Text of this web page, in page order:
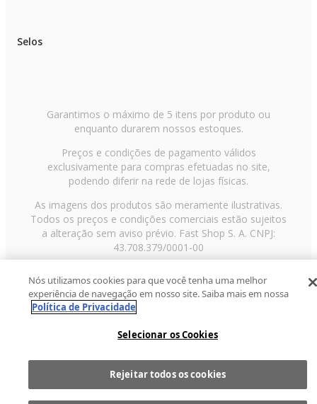
Selos
Garantimos o máximo de 5 itens por produto ou
enquanto durarem nossos estoques.
Preços e condições de pagamento válidos
exclusivamente para compras efetuadas no site,
podendo diferir na rede de lojas físicas.
As imagens dos produtos são meramente ilustrativas.
Todos os preços e condições comerciais estão sujeitos
a alteração sem aviso prévio. Fast Shop S. A. CNPJ:
43.708.379/0001-00
Paulo/SP, CEP 02029-001, Telefone: 11 3003-3728 ©
2013 Fast Shop - Todos os direitos reservadosRF
Nós utilizamos cookies para que você tenha uma melhor
experiência de navegação em nosso site. Saiba mais em nossa
Política de Privacidade
Selecionar os Cookies
Rejeitar todos os cookies